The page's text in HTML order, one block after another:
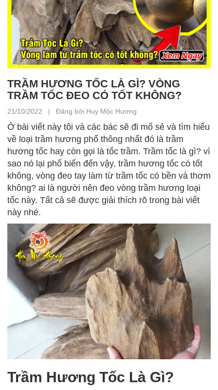
TRẦM HƯƠNG TỐC LÀ GÌ? VÒNG
TRẦM TỐC ĐEO CÓ TỐT KHÔNG?
21/10/2022 | Đăng bởi Huy Mộc Hương
Ở bài viết này tôi và các bác sẽ đi mổ sẻ và tìm hiểu
về loại trầm hương phổ thông nhất đó là trầm
hương tốc hay còn gọi là tốc trầm. Trầm tốc là gì? vì
sao nó lại phổ biến đến vậy, trầm hương tốc có tốt
không, vòng đeo tay làm từ trầm tốc có bền và thơm
không? ai là người nên đeo vòng trầm hương loại
tốc này. Tất cả sẽ được giải thích rõ trong bài viết
này nhé.
Trầm Hương Tốc Là Gì?